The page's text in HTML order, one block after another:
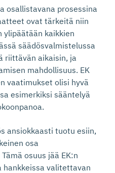
osallistavana prosessina
ovat tärkeitä niin
ylipäätään kaikkien
säädösvalmistelussa
riittävän aikaisin, ja
mahdollisuus. EK
vaatimukset olisi hyvä
esimerkiksi sääntelyä
ansiokkaasti tuotu esiin,
osa
osuus jää EK:n
hankkeissa valitettavan